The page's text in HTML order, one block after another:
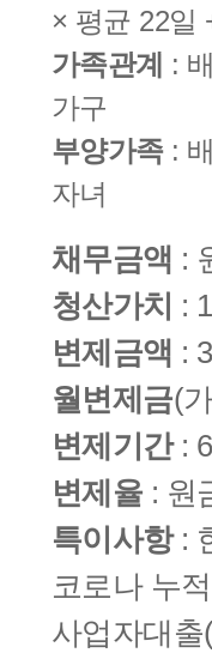
× 평균 22일
가족관계 :
가구
부양가족 :
자녀
채무금액 :
청산가치 :
변제금액 :
월변제금(
변제기간 :
변제율 : 원
특이사항 :
코로나 누
사업자대